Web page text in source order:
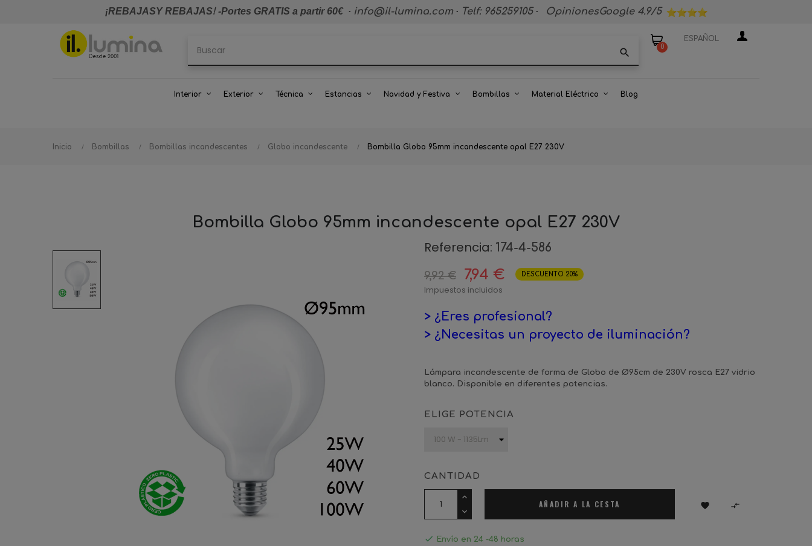
¡REBAJASY REBAJAS!-Portes GRATIS a partir 60€· info@il-lumina.com · Telf: 965259105 · OpinionesGoogle 4.9/5
search 0
ESPAÑOL
Interior Exterior Técnica Estancias Navidad y Festiva Bombillas Material Eléctrico Blog
Inicio Bombillas Bombillas incandescentes Globo incandescente Bombilla Globo 95mm incandescente opal E27 230V
Bombilla Globo 95mm incandescente opal E27 230V
Referencia: 174-4-586
9,92 € 7,94 € DESCUENTO 20%
Impuestos incluidos
> ¿Eres profesional?
> ¿Necesitas un proyecto de iluminación?
Lámpara incandescente de forma de Globo de Ø95cm de 230V rosca E27 vidrio
blanco. Disponible en diferentes potencias.
ELIGE POTENCIA
CANTIDAD
AÑADIR A LA CESTA  
 Envío en 24 -48 horas